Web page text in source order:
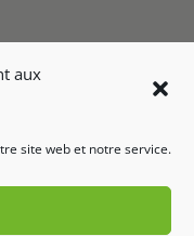
aux
site web et notre service.